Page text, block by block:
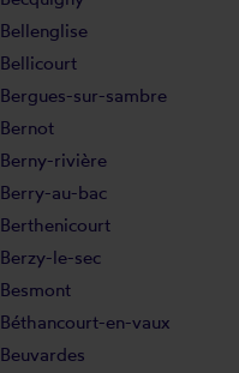
Bellenglise
Bellicourt
Bergues-sur-sambre
Bernot
Berny-rivière
Berry-au-bac
Berthenicourt
Berzy-le-sec
Besmont
Béthancourt-en-vaux
Beuvardes